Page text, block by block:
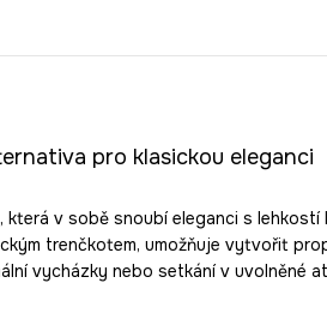
pro klasickou eleganci
která v sobě snoubí eleganci s lehkostí
trenčkotem, umožňuje vytvořit
vycházky nebo setkání v uvolněné